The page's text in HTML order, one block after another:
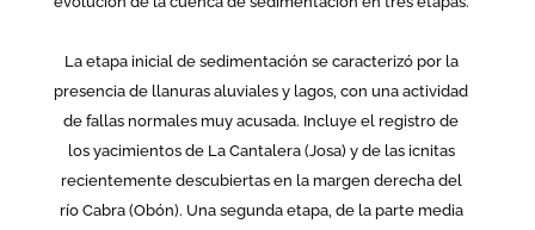
La etapa inicial de sedimentación se caracterizó por la
presencia de llanuras aluviales y lagos, con una actividad
de fallas normales muy acusada. Incluye el registro de
los yacimientos de La Cantalera (Josa) y de las icnitas
recientemente descubiertas en la margen derecha del
río Cabra (Obón). Una segunda etapa, de la parte media